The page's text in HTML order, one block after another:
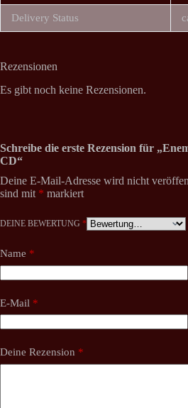
Delivery Status
Rezensionen
Es gibt noch keine Rezensionen.
Schreibe die erste Rezension für
CD“
Deine E-Mail-Adresse wird nicht
sind mit * markiert
DEINE BEWERTUNG *
Name *
E-Mail *
Deine Rezension *